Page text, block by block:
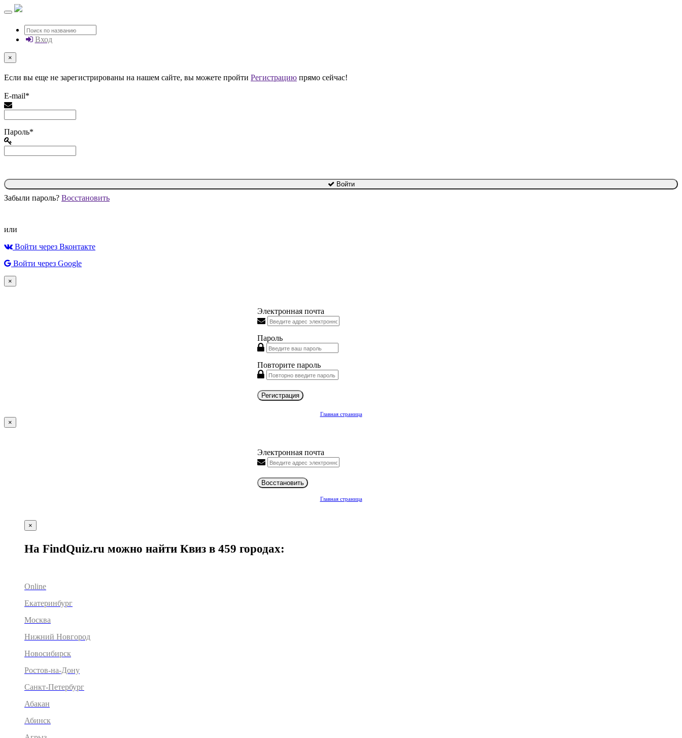
Вход
×
Если вы еще не зарегистрированы на нашем сайте, вы можете пройти Регистрацию прямо сейчас!
E-mail*
Пароль*
Войти
Забыли пароль? Восстановить
или
Войти через Вконтакте
Войти через Google
×
Электронная почта
Пароль
Повторите пароль
Регистрация
Главная страница
×
Электронная почта
Восстановить
Главная страница
×
На FindQuiz.ru можно найти Квиз в 459 городах:
Online
Екатеринбург
Москва
Нижний Новгород
Новосибирск
Ростов-на-Дону
Санкт-Петербург
Абакан
Абинск